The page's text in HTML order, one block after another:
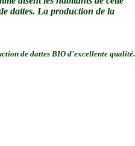
dattes. La production de la
de dattes BIO d'excellente qualité.